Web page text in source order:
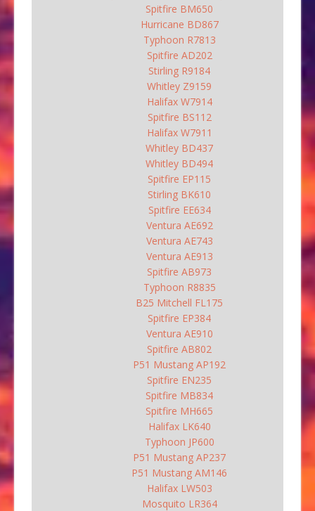
Spitfire BM650
Hurricane BD867
Typhoon R7813
Spitfire AD202
Stirling R9184
Whitley Z9159
Halifax W7914
Spitfire BS112
Halifax W7911
Whitley BD437
Whitley BD494
Spitfire EP115
Stirling BK610
Spitfire EE634
Ventura AE692
Ventura AE743
Ventura AE913
Spitfire AB973
Typhoon R8835
B25 Mitchell FL175
Spitfire EP384
Ventura AE910
Spitfire AB802
P51 Mustang AP192
Spitfire EN235
Spitfire MB834
Spitfire MH665
Halifax LK640
Typhoon JP600
P51 Mustang AP237
P51 Mustang AM146
Halifax LW503
Mosquito LR364